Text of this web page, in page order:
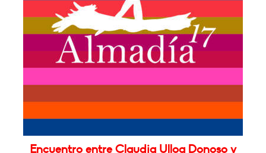
Encuentro entre Claudia Ulloa Donoso y